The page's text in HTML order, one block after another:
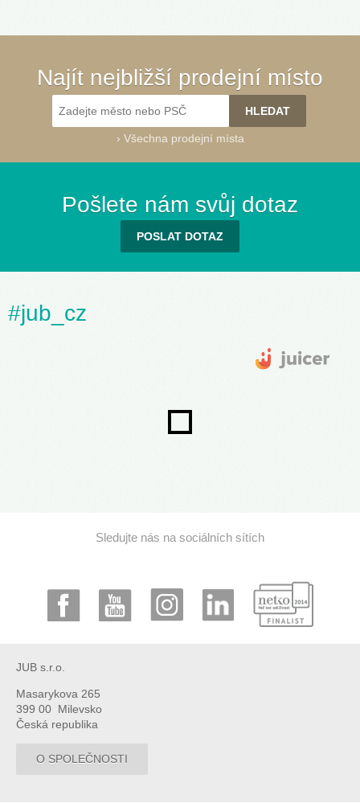
Najít nejbližší prodejní místo
› Všechna prodejní místa
Pošlete nám svůj dotaz
POSLAT DOTAZ
#jub_cz
Sledujte nás na sociálních sítích
JUB s.r.o.
Masarykova 265
399 00 Milevsko
Česká republika
O SPOLEČNOSTI